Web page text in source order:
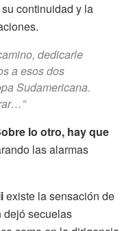
continuidad y la
dedicarle
a esos dos
Sudamericana.
lo otro, hay que
las alarmas
existe la sensación de
dejó secuelas